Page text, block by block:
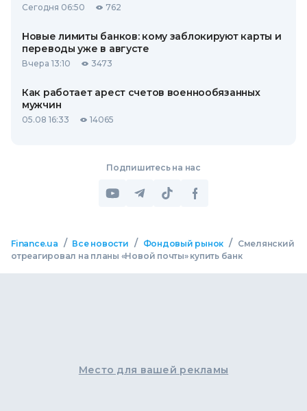
Сегодня 06:50 762
Новые лимиты банков: кому заблокируют карты и
переводы уже в августе
Вчера 13:10 3473
Как работает арест счетов военнообязанных
мужчин
05.08 16:33 14065
Подпишитесь на нас
Finance.ua / Все новости / Фондовый рынок /
Смелянский
отреагировал на планы «Новой почты» купить банк
Место для вашей рекламы